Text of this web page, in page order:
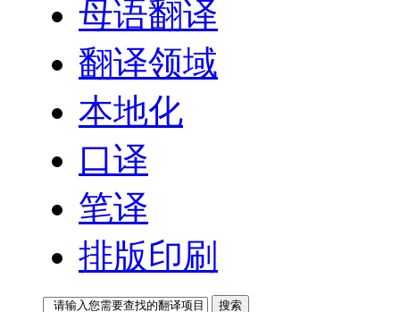
母语翻译
翻译领域
本地化
口译
笔译
排版印刷